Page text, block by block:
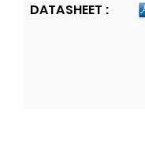
DATASHEET :